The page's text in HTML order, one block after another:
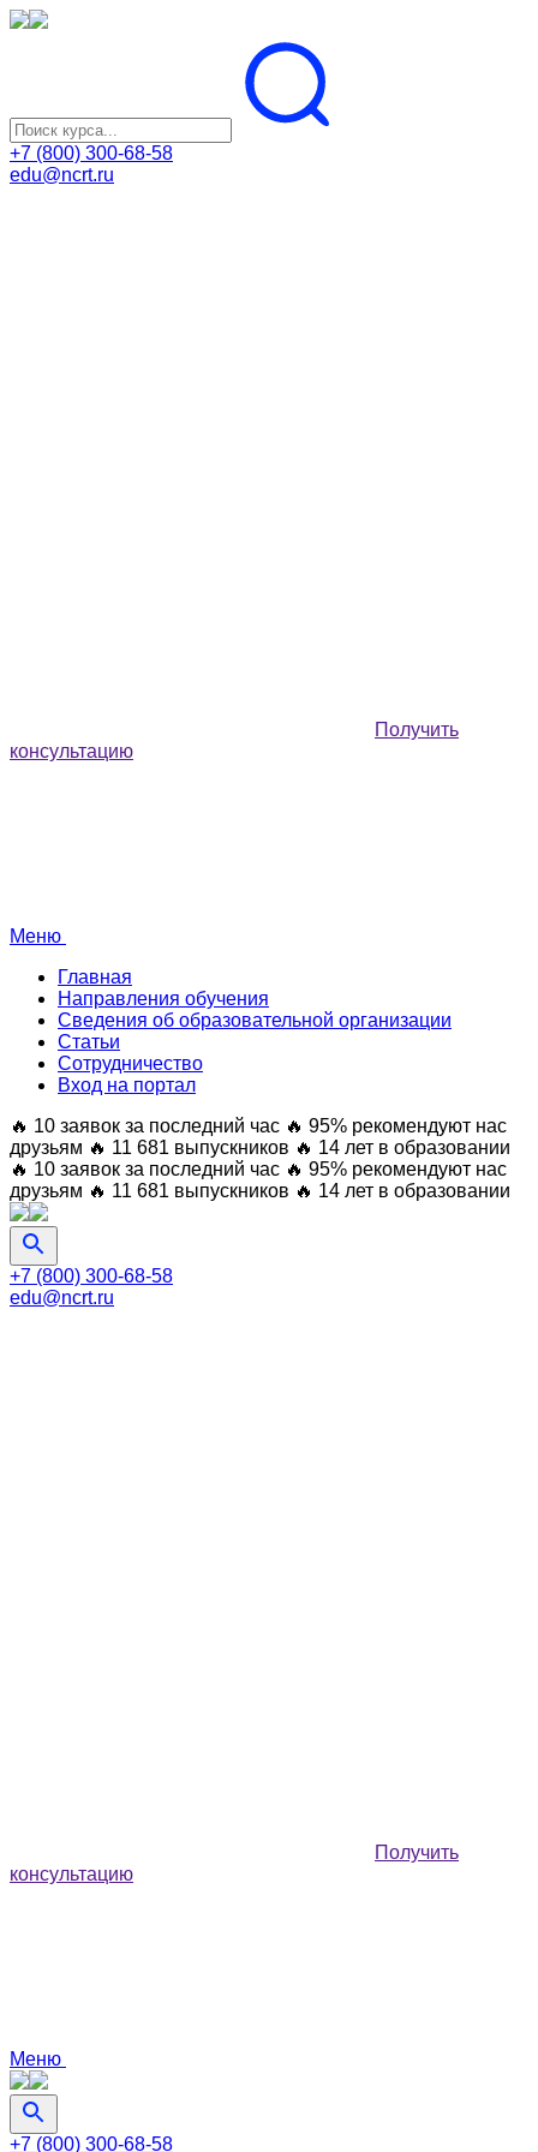
+7 (800) 300-68-58
edu@ncrt.ru
Получить
консультацию
Меню
Главная
Направления обучения
Сведения об образовательной организации
Статьи
Сотрудничество
Вход на портал
🔥 10 заявок за последний час 🔥 95% рекомендуют нас
друзьям 🔥 11 681 выпускников 🔥 14 лет в образовании
🔥 10 заявок за последний час 🔥 95% рекомендуют нас
друзьям 🔥 11 681 выпускников 🔥 14 лет в образовании
+7 (800) 300-68-58
edu@ncrt.ru
Получить
консультацию
Меню
+7 (800) 300-68-58